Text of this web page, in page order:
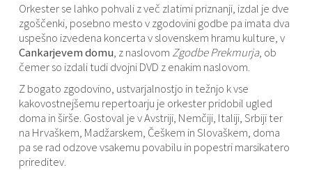
Orkester se lahko pohvali z več zlatimi priznanji, izdal je dve
zgoščenki, posebno mesto v zgodovini godbe pa imata dva
uspešno izvedena koncerta v slovenskem hramu kulture, v
Cankarjevem domu, z naslovom Zgodbe Prekmurja, ob
čemer so izdali tudi dvojni DVD z enakim naslovom.
Z bogato zgodovino, ustvarjalnostjo in težnjo k vse
kakovostnejšemu repertoarju je orkester pridobil ugled
doma in širše. Gostoval je v Avstriji, Nemčiji, Italiji, Srbiji ter
na Hrvaškem, Madžarskem, Češkem in Slovaškem, doma
pa se rad odzove vsakemu povabilu in popestri marsikatero
prireditev.